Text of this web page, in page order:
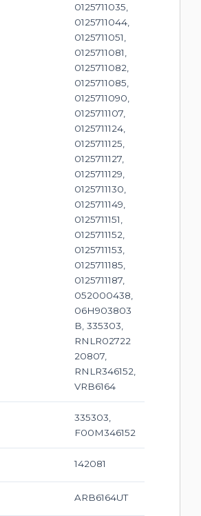
0125711035,
0125711044,
0125711051,
0125711081,
0125711082,
0125711085,
0125711090,
0125711107,
0125711124,
0125711125,
0125711127,
0125711129,
0125711130,
0125711149,
0125711151,
0125711152,
0125711153,
0125711185,
0125711187,
052000438,
06H903803
B, 335303,
RNLR02722
20807,
RNLR346152,
VRB6164
335303,
F00M346152
142081
ARB6164UT